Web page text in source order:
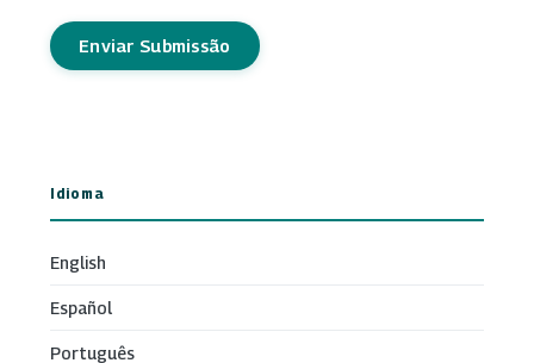
Enviar Submissão
Idioma
English
Español
Português